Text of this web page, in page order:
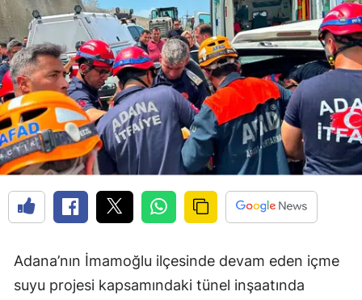
Adana’nın İmamoğlu ilçesinde devam eden içme
suyu projesi kapsamındaki tünel inşaatında